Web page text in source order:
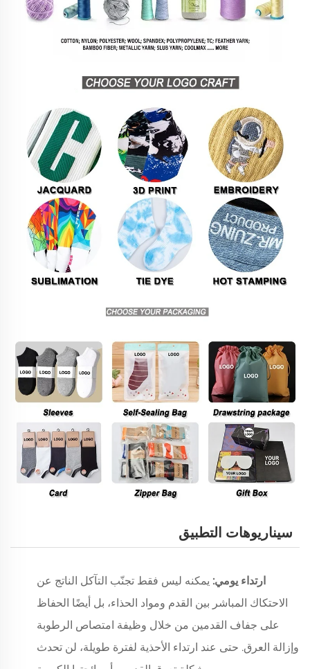
سيناريوهات التطبيق
ارتداء يومي: يمكنه ليس فقط تجنّب التآكل الناتج عن
الاحتكاك المباشر بين القدم ومواد الحذاء، بل أيضًا الحفاظ
على جفاف القدمين من خلال وظيفة امتصاص الرطوبة
وإزالة العرق. حتى عند ارتداء الأحذية لفترة طويلة، لن تحدث